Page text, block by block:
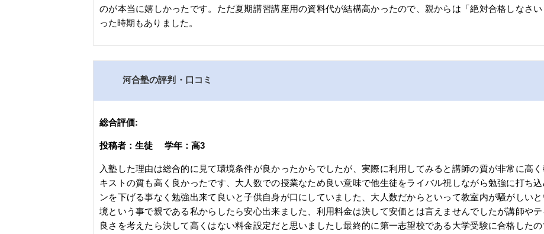
のが本当に嬉しかったです。ただ夏期講習講座用の資料代が結構高かったので、親からは「絶対合格しなさ
った時期もありました。
河合塾の評判・口コミ
総合評価:
投稿者：生徒 学年：高3
入塾した理由は総合的に見て環境条件が良かったからでしたが、実際に利用してみると講師の質が非常に高
キストの質も高く良かったです、大人数での授業なため良い意味で他生徒をライバル視しながら勉強に打ち
ンを下げる事なく勉強出来て良いと子供自身が口にしていました、大人数だからといって教室内が騒がしい
境という事で親である私からしたら安心出来ました、利用料金は決して安価とは言えませんでしたが講師や
良さを考えたら決して高くはない料金設定だと思いましたし最終的に第一志望校である大学受験に合格した